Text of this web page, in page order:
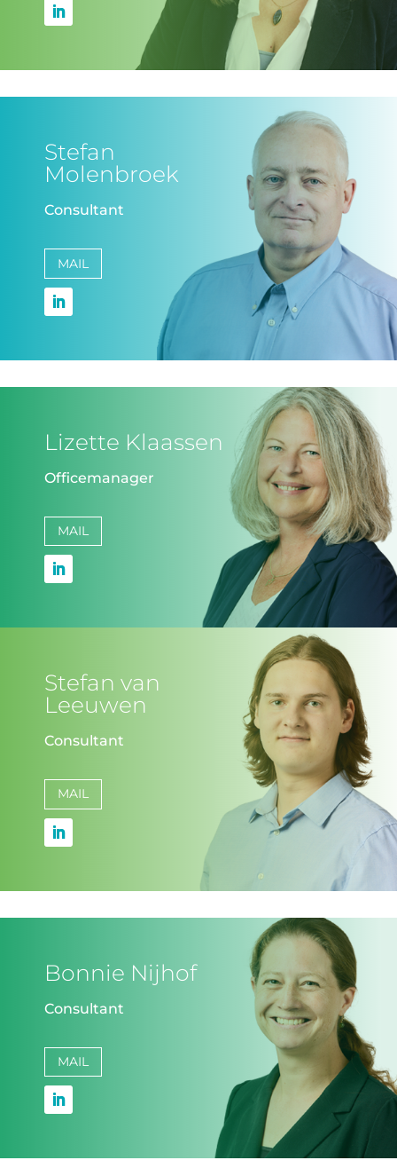
Stefan
Molenbroek
Consultant
MAIL
Lizette Klaassen
Officemanager
MAIL
Stefan van
Leeuwen
Consultant
MAIL
Bonnie Nijhof
Consultant
MAIL